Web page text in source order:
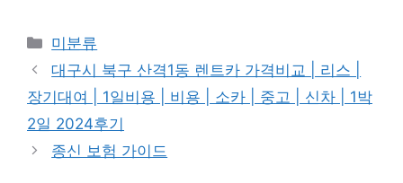
Categories
미분류
대구시 북구 산격1동 렌트카 가격비교 | 리스 |
장기대여 | 1일비용 | 비용 | 소카 | 중고 | 신차 | 1박
2일 2024후기
종신 보험 가이드